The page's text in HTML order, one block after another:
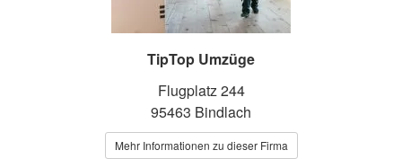
TipTop Umzüge
Flugplatz 244
95463 Bindlach
Mehr Informationen zu dieser Firma